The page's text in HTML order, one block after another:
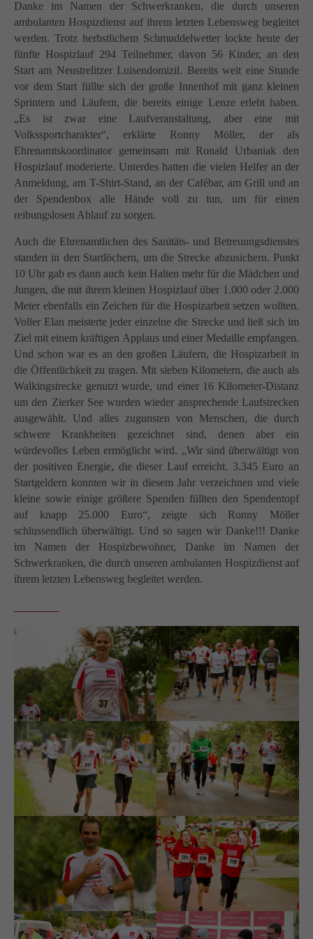
About us
Lorem ipsum dolor sit amet, consectetuer adipiscing
elit.
Aenean commodo ligula eget dolor. Aenean massa.
Cum sociis natoque penatibus et magnis dis parturient
montes, nascetur ridiculus mus. Donec quam felis,
ultricies nec.
Danke im Namen der Schwerkranken, die durch unseren
ambulanten Hospizdienst auf ihrem letzten Lebensweg begleitet
werden. Trotz herbstlichem Schmuddelwetter lockte heute der
fünfte Hospizlauf 294 Teilnehmer, davon 56 Kinder, an den
Start am Neustrelitzer Luisendomizil. Bereits weit eine Stunde
vor dem Start füllte sich der große Innenhof mit ganz kleinen
Sprintern und Läufern, die bereits einige Lenze erlebt haben.
„Es ist zwar eine Laufveranstaltung, aber eine mit
Volkssportcharakter“, erklärte Ronny Möller, der als
Ehrenamtskoordinator gemeinsam mit Ronald Urbaniak den
Hospizlauf moderierte. Unterdes hatten die vielen Helfer an der
Anmeldung, am T-Shirt-Stand, an der Cafébar, am Grill und an
der Spendenbox alle Hände voll zu tun, um für einen
reibungslosen Ablauf zu sorgen.
Auch die Ehrenamtlichen des Sanitäts- und Betreuungsdienstes
standen in den Startlöchern, um die Strecke abzusichern. Punkt
10 Uhr gab es dann auch kein Halten mehr für die Mädchen und
Jungen, die mit ihrem kleinen Hospizlauf über 1.000 oder 2.000
Meter ebenfalls ein Zeichen für die Hospizarbeit setzen wollten.
Voller Elan meisterte jeder einzelne die Strecke und ließ sich im
Ziel mit einem kräftigen Applaus und einer Medaille empfangen.
Und schon war es an den großen Läufern, die Hospizarbeit in
die Öffentlichkeit zu tragen. Mit sieben Kilometern, die auch als
Walkingstrecke genutzt wurde, und einer 16 Kilometer-Distanz
um den Zierker See wurden wieder ansprechende Laufstrecken
ausgewählt. Und alles zugunsten von Menschen, die durch
schwere Krankheiten gezeichnet sind, denen aber ein
würdevolles Leben ermöglicht wird. „Wir sind überwältigt von
der positiven Energie, die dieser Lauf erreicht. 3.345 Euro an
Startgeldern konnten wir in diesem Jahr verzeichnen und viele
kleine sowie einige größere Spenden füllten den Spendentopf
auf knapp 25.000 Euro“, zeigte sich Ronny Möller
schlussendlich überwältigt. Und so sagen wir Danke!!! Danke
im Namen der Hospizbewohner, Danke im Namen der
Schwerkranken, die durch unseren ambulanten Hospizdienst auf
ihrem letzten Lebensweg begleitet werden.